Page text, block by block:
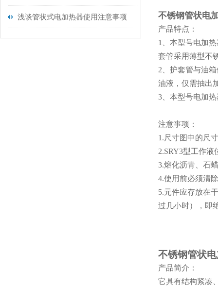
浅谈管状式电加热器使用注意事项 不锈钢管状电
产品特点：
1、本型号电加
套管采用薄型不
2、护套管与油
油液，仅需抽出
3、本型号电加
注意事项：
1.尺寸图中的尺
2.SRY3型工作
3.熔化沥青、石
4.使用前必须清
5.元件应存放在
过几小时），即
不锈钢管状
产品简介：
它具有结构紧凑